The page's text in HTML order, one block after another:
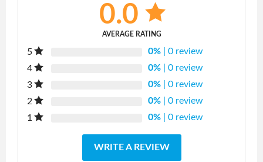
0.0
AVERAGE RATING
5 0% | 0 review
4
0% | 0 review
3
0% | 0 review
2
0% | 0 review
1
0% | 0 review
WRITE A REVIEW